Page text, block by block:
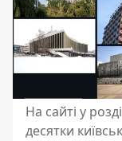
На сайті у
десятки